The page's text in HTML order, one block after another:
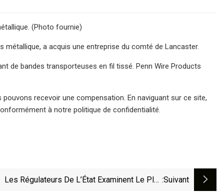
(Photo fournie)
a acquis une entreprise du comté de Lancaster.
de bandes transporteuses en fil tissé. Penn Wire Products
recevoir une compensation. En naviguant sur ce site,
à notre politique de confidentialité.
Les Régulateurs De L’État Examinent Le Plan :suivant